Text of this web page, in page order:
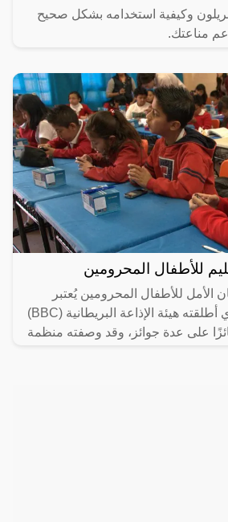
وكيفية استخدامه بشكل صحيح
مناعتك.
للأطفال المحرومين
للأطفال المحرومين يُعتبر
برنامج "درس" الذي أطلقته هيئة الإذاعة البريطانية (BBC)
على عدة جوائز، وقد وصفته منظمة